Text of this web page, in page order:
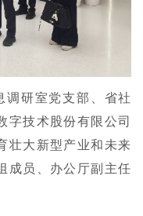
研室党支部、省社
字技术股份有限公司
壮大新型产业和未来
成员、办公厅副主任